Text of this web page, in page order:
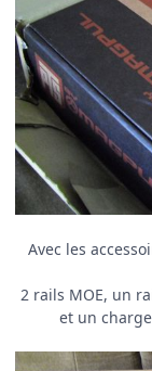
Avec les
2 rails MOE, un
et un